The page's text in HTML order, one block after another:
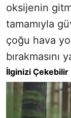
oksijenin
tamamıyla
çoğu hava
bırakmasını